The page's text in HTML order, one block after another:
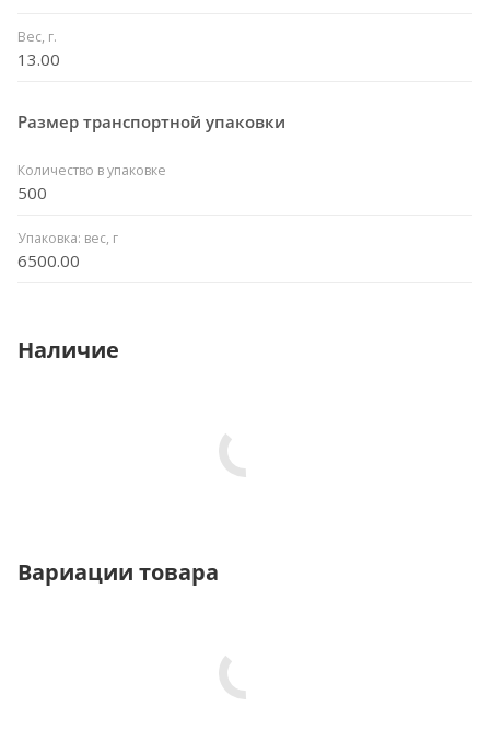
Вес, г.
13.00
Размер транспортной упаковки
Количество в упаковке
500
Упаковка: вес, г
6500.00
Наличие
Вариации товара